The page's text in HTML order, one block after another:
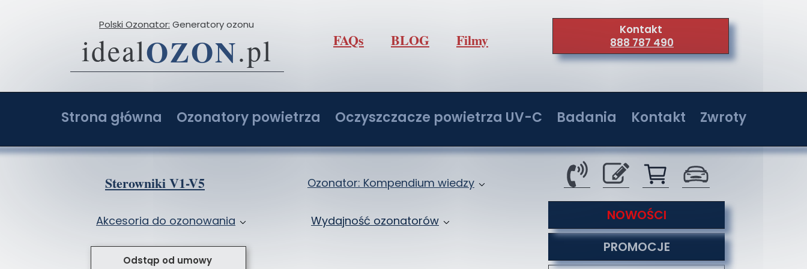
Odstąp od umowy
Strona główna
O firmie
Ozonatory z AI: Ranking i opinie
Ozonatory powietrza
Ozonator 2-20 g/h z regulacją O3
Ozonator 8-80 g/h z regulacją O3
Ozonator samochodowy
Oczyszczacze powietrza UV-C
Oczyszczacz powietrza IdealUVCPower 36W
Oczyszczacz powietrza IdealUVCPower 72W
Oczyszczacz powietrza IdealUVCPower 108W
Oczyszczacz powietrza IdealUVCPower 144W
Badania
Badania w jednostkach akredytowanych
Kontakt
Kontakt
Serwis
O nas
Co nas wyróżnia
Formy płatności
Zwroty
NOWOŚCI
PROMOCJE
Kontakt
888 787 490
Akcesoria do ozonowania
Przystawki do ozonatorów
Ozonator: Kompendium wiedzy
Wydajność ozonatorów
FAQs BLOG Filmy
idealOZON.pl
Polski Ozonator: Generatory ozonu
Sterowniki V1-V5